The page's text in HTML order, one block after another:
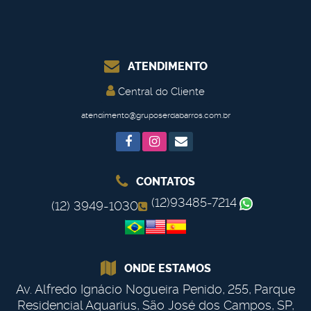
ATENDIMENTO
Central do Cliente
atendimento@gruposerdabarros.com.br
CONTATOS
(12) 3949-1030 (12)93485-7214
ONDE ESTAMOS
Av. Alfredo Ignácio Nogueira Penido, 255, Parque
Residencial Aquarius, São José dos Campos, SP,